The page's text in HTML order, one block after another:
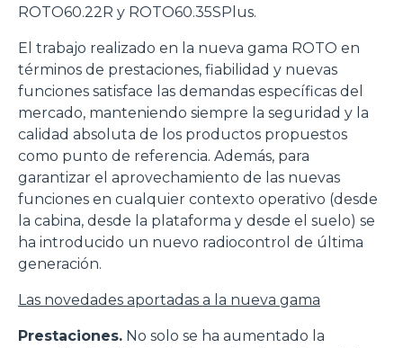
ROTO60.22R y ROTO60.35SPlus.
El trabajo realizado en la nueva gama ROTO en
términos de prestaciones, fiabilidad y nuevas
funciones satisface las demandas específicas del
mercado, manteniendo siempre la seguridad y la
calidad absoluta de los productos propuestos
como punto de referencia. Además, para
garantizar el aprovechamiento de las nuevas
funciones en cualquier contexto operativo (desde
la cabina, desde la plataforma y desde el suelo) se
ha introducido un nuevo radiocontrol de última
generación.
Las novedades aportadas a la nueva gama
Prestaciones. No solo se ha aumentado la